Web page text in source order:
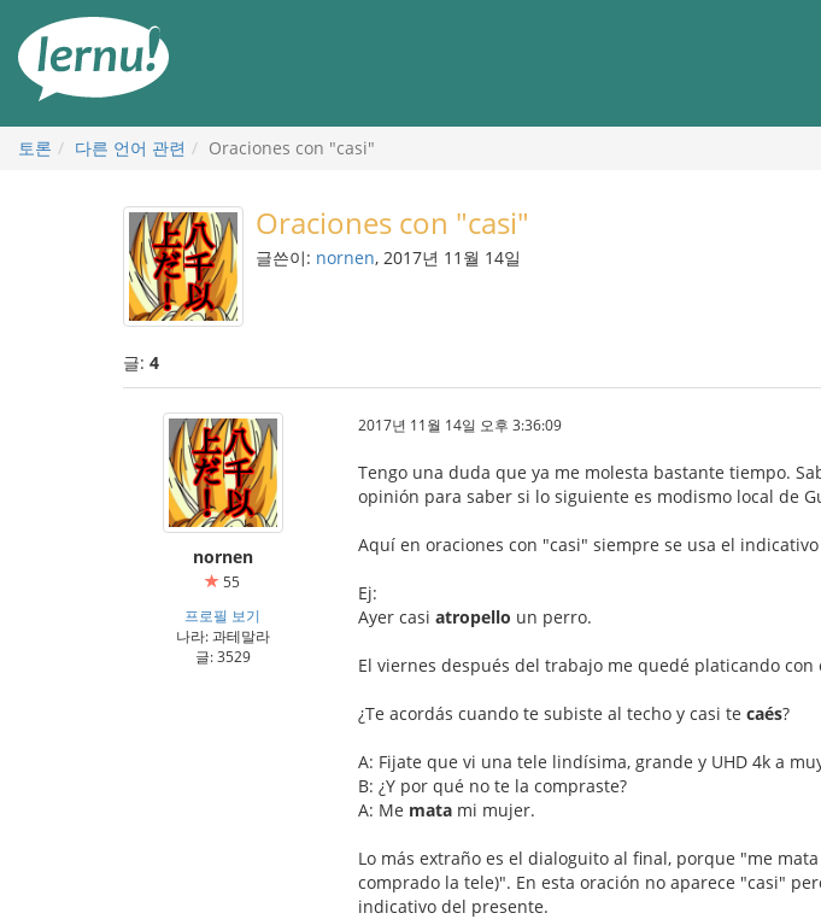
토론 다른 언어 관련 Oraciones con "casi"
Oraciones con "casi"
글쓴이: nornen, 2017년 11월 14일
글: 4
nornen
55
프로필 보기
나라: 과테말라
글: 3529
2017년 11월 14일 오후 3:36:09
Tengo una duda que ya me molesta bastante tiempo.
opinión para saber si lo siguiente es modismo local de
Aquí en oraciones con "casi" siempre se usa el
Ej:
Ayer casi atropello un perro.
El viernes después del trabajo me quedé platicando con
¿Te acordás cuando te subiste al techo y casi te caés?
A: Fijate que vi una tele lindísima, grande y UHD 4k a
B: ¿Y por qué no te la compraste?
A: Me mata mi mujer.
Lo más extraño es el dialoguito al final, porque "me
comprado la tele)". En esta oración no aparece "casi"
indicativo del presente.